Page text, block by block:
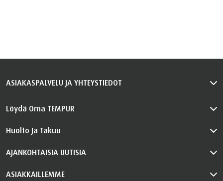
ASIAKASPALVELU JA YHTEYSTIEDOT
Löydä Oma TEMPUR
Huolto Ja Takuu
AJANKOHTAISIA UUTISIA
ASIAKKAILLEMME